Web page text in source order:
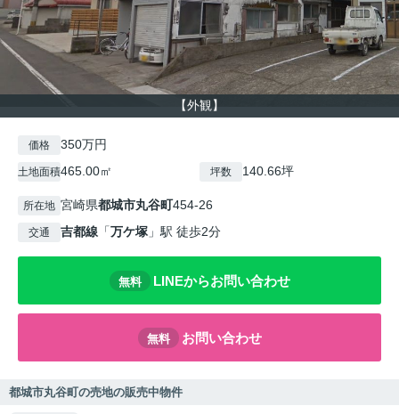
【外観】
価格 350万円
土地面積465.00㎡ 坪数 140.66坪
所在地 宮崎県都城市丸谷町454-26
交通 吉都線 「万ケ塚 」駅 徒歩2分
無料 LINEからお問い合わせ
無料 お問い合わせ
都城市丸谷町の売地の販売中物件